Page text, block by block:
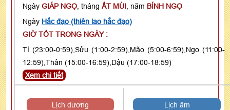
Ngày GIÁP NGỌ , tháng ẤT MÙI , năm BÍNH NGỌ
Ngày Hắc đạo (thiên lao hắc đạo)
GIỜ TỐT TRONG NGÀY :
Tí (23:00-0:59),Sửu (1:00-2:59),Mão (5:00-6:59),Ngọ (11:00-
12:59),Thân (15:00-16:59),Dậu (17:00-18:59)
Xem chi tiết
Lịch dương Lịch âm